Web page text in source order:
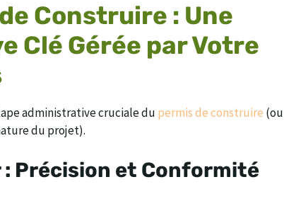
Construire : Une
Clé Gérée par Votre
administrative cruciale du permis de construire (ou
du projet).
Précision et Conformité